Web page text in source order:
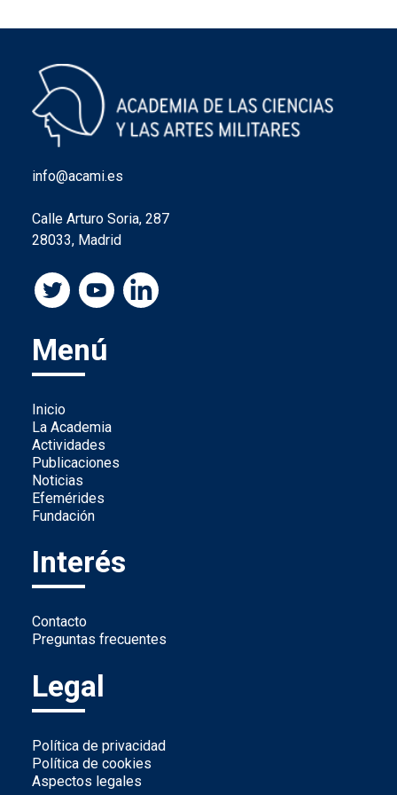
info@acami.es
Calle Arturo Soria, 287
28033, Madrid
Menú
Inicio
La Academia
Actividades
Publicaciones
Noticias
Efemérides
Fundación
Interés
Contacto
Preguntas frecuentes
Legal
Política de privacidad
Política de cookies
Aspectos legales